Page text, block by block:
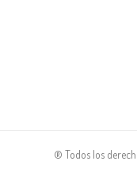
® Todos los